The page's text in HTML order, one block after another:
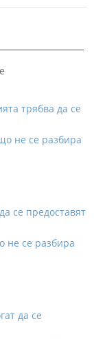
трябва да се
не се разбира
се предоставят
не се разбира
да се